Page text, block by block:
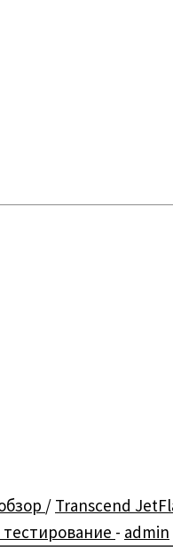
/ Transcend
тестирование - admin